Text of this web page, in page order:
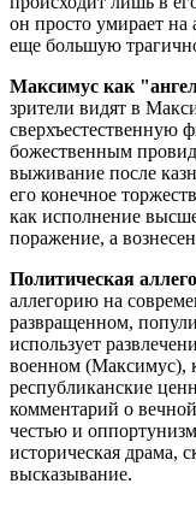
он просто умирает на
еще большую
Максимус как
зрители видят в
сверхъестественную
божественным
выживание после
его конечное
как исполнение
поражение, а
Политическая
аллегорию на
развращенном,
использует
военном (Максимус),
республиканские
комментарий о
честью и
историческая драма,
высказывание.